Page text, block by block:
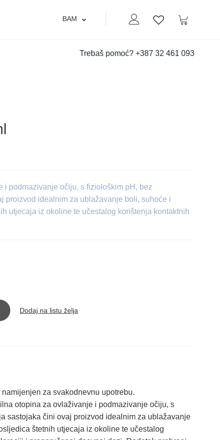
Moj nalogLista zelja
Korpa
BAM
Trebaš pomoć? +387 32 461 093
i podmazivanje očiju, s fiziološkim pH, bez
proizvod idealnim za ublažavanje boli, suhoće i
utjecaja iz okoline te učestalog korištenja kontaktnih
Dodaj na listu želja
za svakodnevnu upotrebu.
otopina za ovlaživanje i podmazivanje očiju, s
sastojaka čini ovaj proizvod idealnim za ublažavanje
štetnih utjecaja iz okoline te učestalog